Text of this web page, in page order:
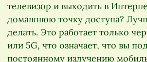
телевизор и выходить в
домашнюю точку доступа?
делать. Это работает только
или 5G, что означает, что вы
постоянному излучению